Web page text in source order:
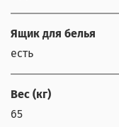
Ящик для белья
есть
Вес (кг)
65